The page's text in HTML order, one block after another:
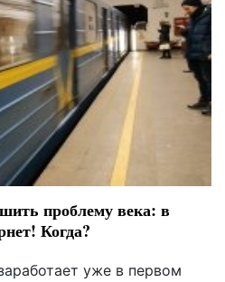
проблему века: в
Когда?
уже в первом